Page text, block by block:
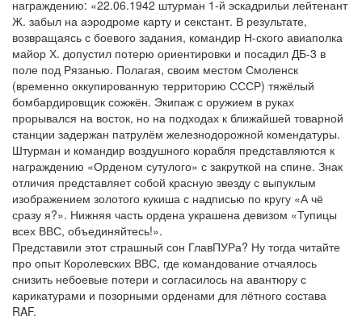
награждению: «22.06.1942 штурман 1-й эскадрильи лейтенант
Ж. забыл на аэродроме карту и секстант. В результате,
возвращаясь с боевого задания, командир Н-ского авиаполка
майор Х. допустил потерю ориентировки и посадил ДБ-3 в
поле под Рязанью. Полагая, своим местом Смоленск
(временно оккупированную территорию СССР) тяжёлый
бомбардировщик сожжён. Экипаж с оружием в руках
прорывался на восток, но на подходах к ближайшей товарной
станции задержан патрулём железнодорожной комендатуры.
Штурман и командир воздушного корабля представляются к
награждению «Орденом сутулого» с закруткой на спине. Знак
отличия представляет собой красную звезду с выпуклым
изображением золотого кукиша с надписью по кругу «А чё
сразу я?». Нижняя часть ордена украшена девизом «Тупицы
всех ВВС, объединяйтесь!».
Представили этот страшный сон ГлавПУРа? Ну тогда читайте
про опыт Королевских ВВС, где командование отчаялось
снизить небоевые потери и согласилось на авантюру с
карикатурами и позорными орденами для лётного состава
RAF.